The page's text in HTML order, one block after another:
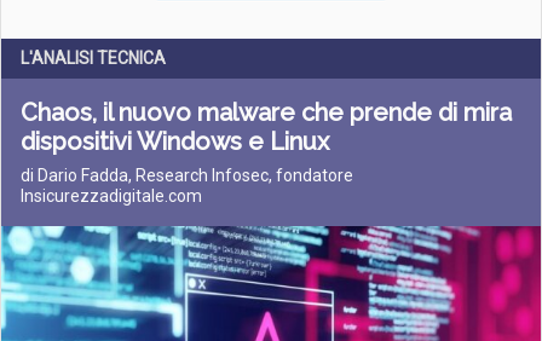
L'ANALISI TECNICA
Chaos, il nuovo malware che prende di mira
dispositivi Windows e Linux
di Dario Fadda, Research Infosec, fondatore
Insicurezzadigitale.com